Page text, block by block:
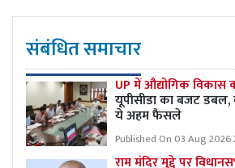
संबंधित समाचार
UP में औद्योगिक विकास
यूपीसीडा का बजट
ये अहम फैसले
Published On 03 Aug 2026
राम मंदिर मुद्दे पर